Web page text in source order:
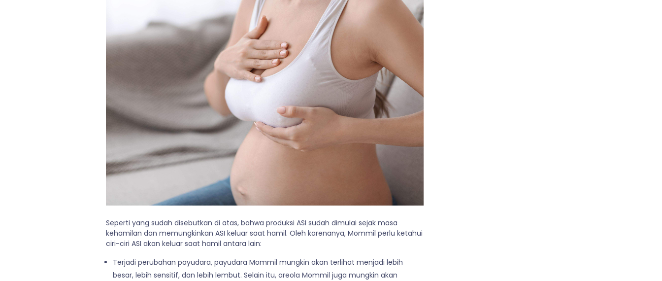
Seperti yang sudah disebutkan di atas, bahwa produksi ASI sudah dimulai sejak masa
kehamilan dan memungkinkan ASI keluar saat hamil. Oleh karenanya, Mommil perlu ketahui
ciri-ciri ASI akan keluar saat hamil antara lain:
Terjadi perubahan payudara, payudara Mommil mungkin akan terlihat menjadi lebih
besar, lebih sensitif, dan lebih lembut. Selain itu, areola Mommil juga mungkin akan